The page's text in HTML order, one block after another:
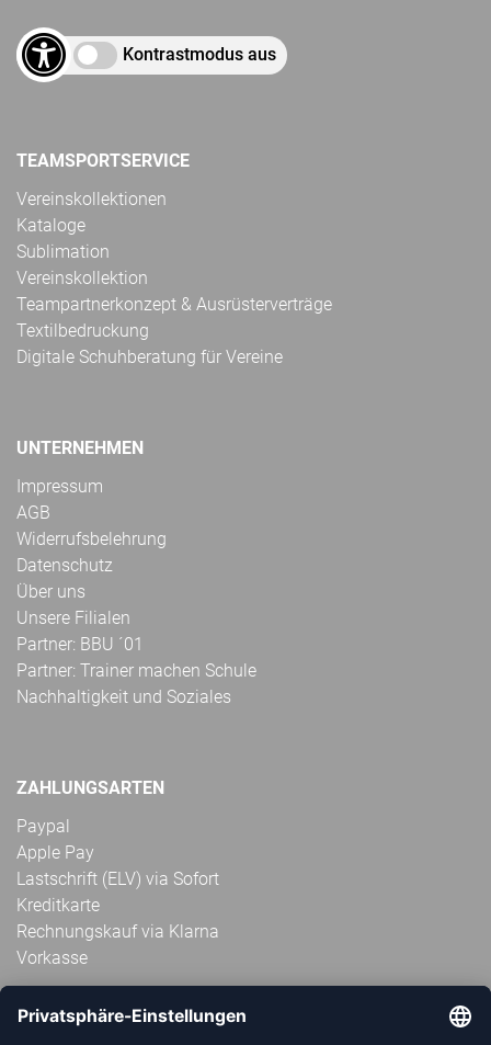
Kontrastmodus aus
TEAMSPORTSERVICE
Vereinskollektionen
Kataloge
Sublimation
Vereinskollektion
Teampartnerkonzept & Ausrüsterverträge
Textilbedruckung
Digitale Schuhberatung für Vereine
UNTERNEHMEN
Impressum
AGB
Widerrufsbelehrung
Datenschutz
Über uns
Unsere Filialen
Partner: BBU ´01
Partner: Trainer machen Schule
Nachhaltigkeit und Soziales
ZAHLUNGSARTEN
Paypal
Apple Pay
Lastschrift (ELV) via Sofort
Kreditkarte
Rechnungskauf via Klarna
Vorkasse
ABONNIERE JETZT DEN KOSTENLOSEN